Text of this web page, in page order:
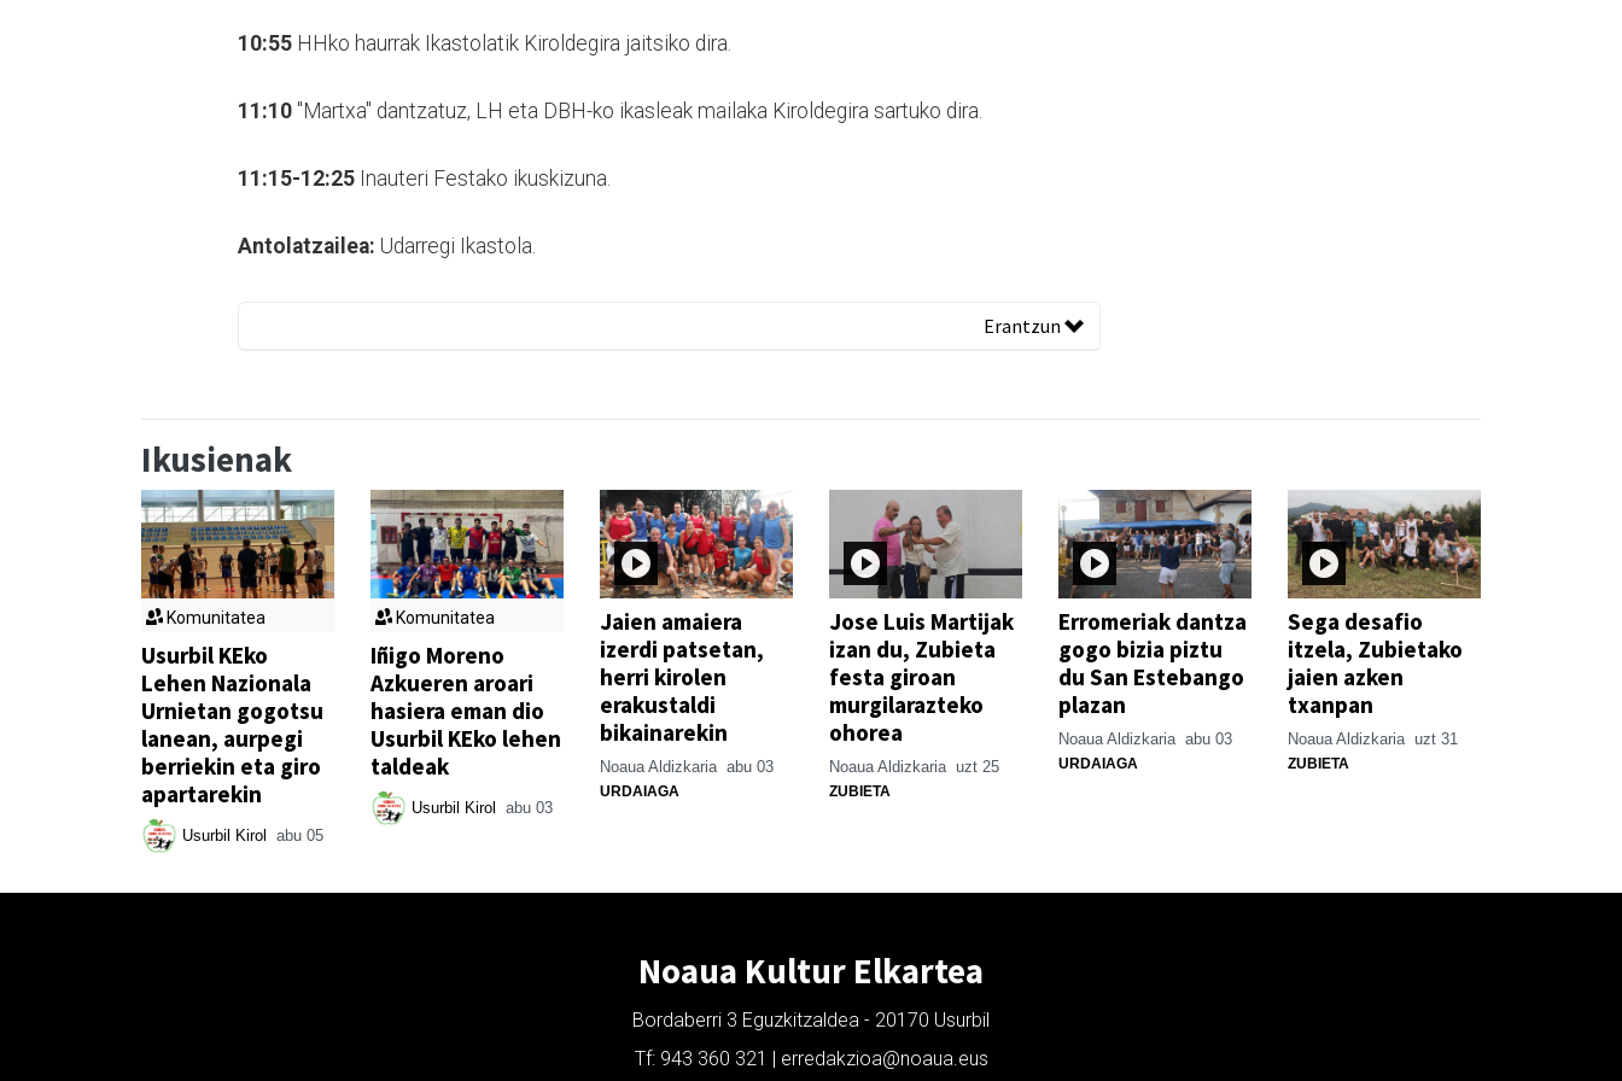
10:55 HHko haurrak Ikastolatik Kiroldegira jaitsiko dira.
11:10 "Martxa" dantzatuz, LH eta DBH-ko ikasleak mailaka Kiroldegira sartuko dira.
11:15-12:25 Inauteri Festako ikuskizuna.
Antolatzailea: Udarregi Ikastola.
Erantzun
Ikusienak
Komunitatea
Usurbil KEko
Lehen Nazionala
Urnietan gogotsu
lanean, aurpegi
berriekin eta giro
apartarekin
Usurbil Kirol abu 05
Komunitatea
Iñigo Moreno
Azkueren aroari
hasiera eman dio
Usurbil KEko lehen
taldeak
Usurbil Kirol abu 03
Jaien amaiera
izerdi patsetan,
herri kirolen
erakustaldi
bikainarekin
Noaua Aldizkaria abu 03
URDAIAGA
Jose Luis Martijak
izan du, Zubieta
festa giroan
murgilarazteko
ohorea
Noaua Aldizkaria uzt 25
ZUBIETA
Erromeriak dantza
gogo bizia piztu
du San Estebango
plazan
Noaua Aldizkaria abu 03
URDAIAGA
Sega desafio
itzela, Zubietako
jaien azken
txanpan
Noaua Aldizkaria uzt 31
ZUBIETA
Noaua Kultur Elkartea
Bordaberri 3 Eguzkitzaldea - 20170 Usurbil
Tf: 943 360 321 | erredakzioa@noaua.eus